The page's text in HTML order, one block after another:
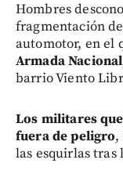
Hombres
fragmentación
automotor, en el
Armada Nacional
barrio Viento
Los militares
fuera de peligro,
las esquirlas tras